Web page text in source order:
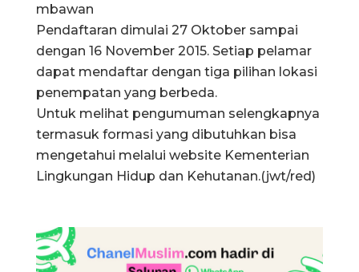
mbawan
Pendaftaran dimulai 27 Oktober sampai
dengan 16 November 2015. Setiap pelamar
dapat mendaftar dengan tiga pilihan lokasi
penempatan yang berbeda.
Untuk melihat pengumuman selengkapnya
termasuk formasi yang dibutuhkan bisa
mengetahui melalui website Kementerian
Lingkungan Hidup dan Kehutanan.(jwt/red)